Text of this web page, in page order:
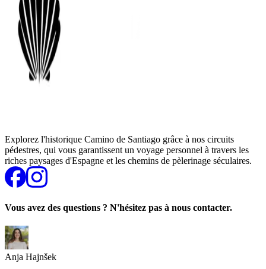
Explorez l'historique Camino de Santiago grâce à nos circuits
pédestres, qui vous garantissent un voyage personnel à travers les
riches paysages d'Espagne et les chemins de pèlerinage séculaires.
Vous avez des questions ? N'hésitez pas à nous contacter.
Anja Hajnšek